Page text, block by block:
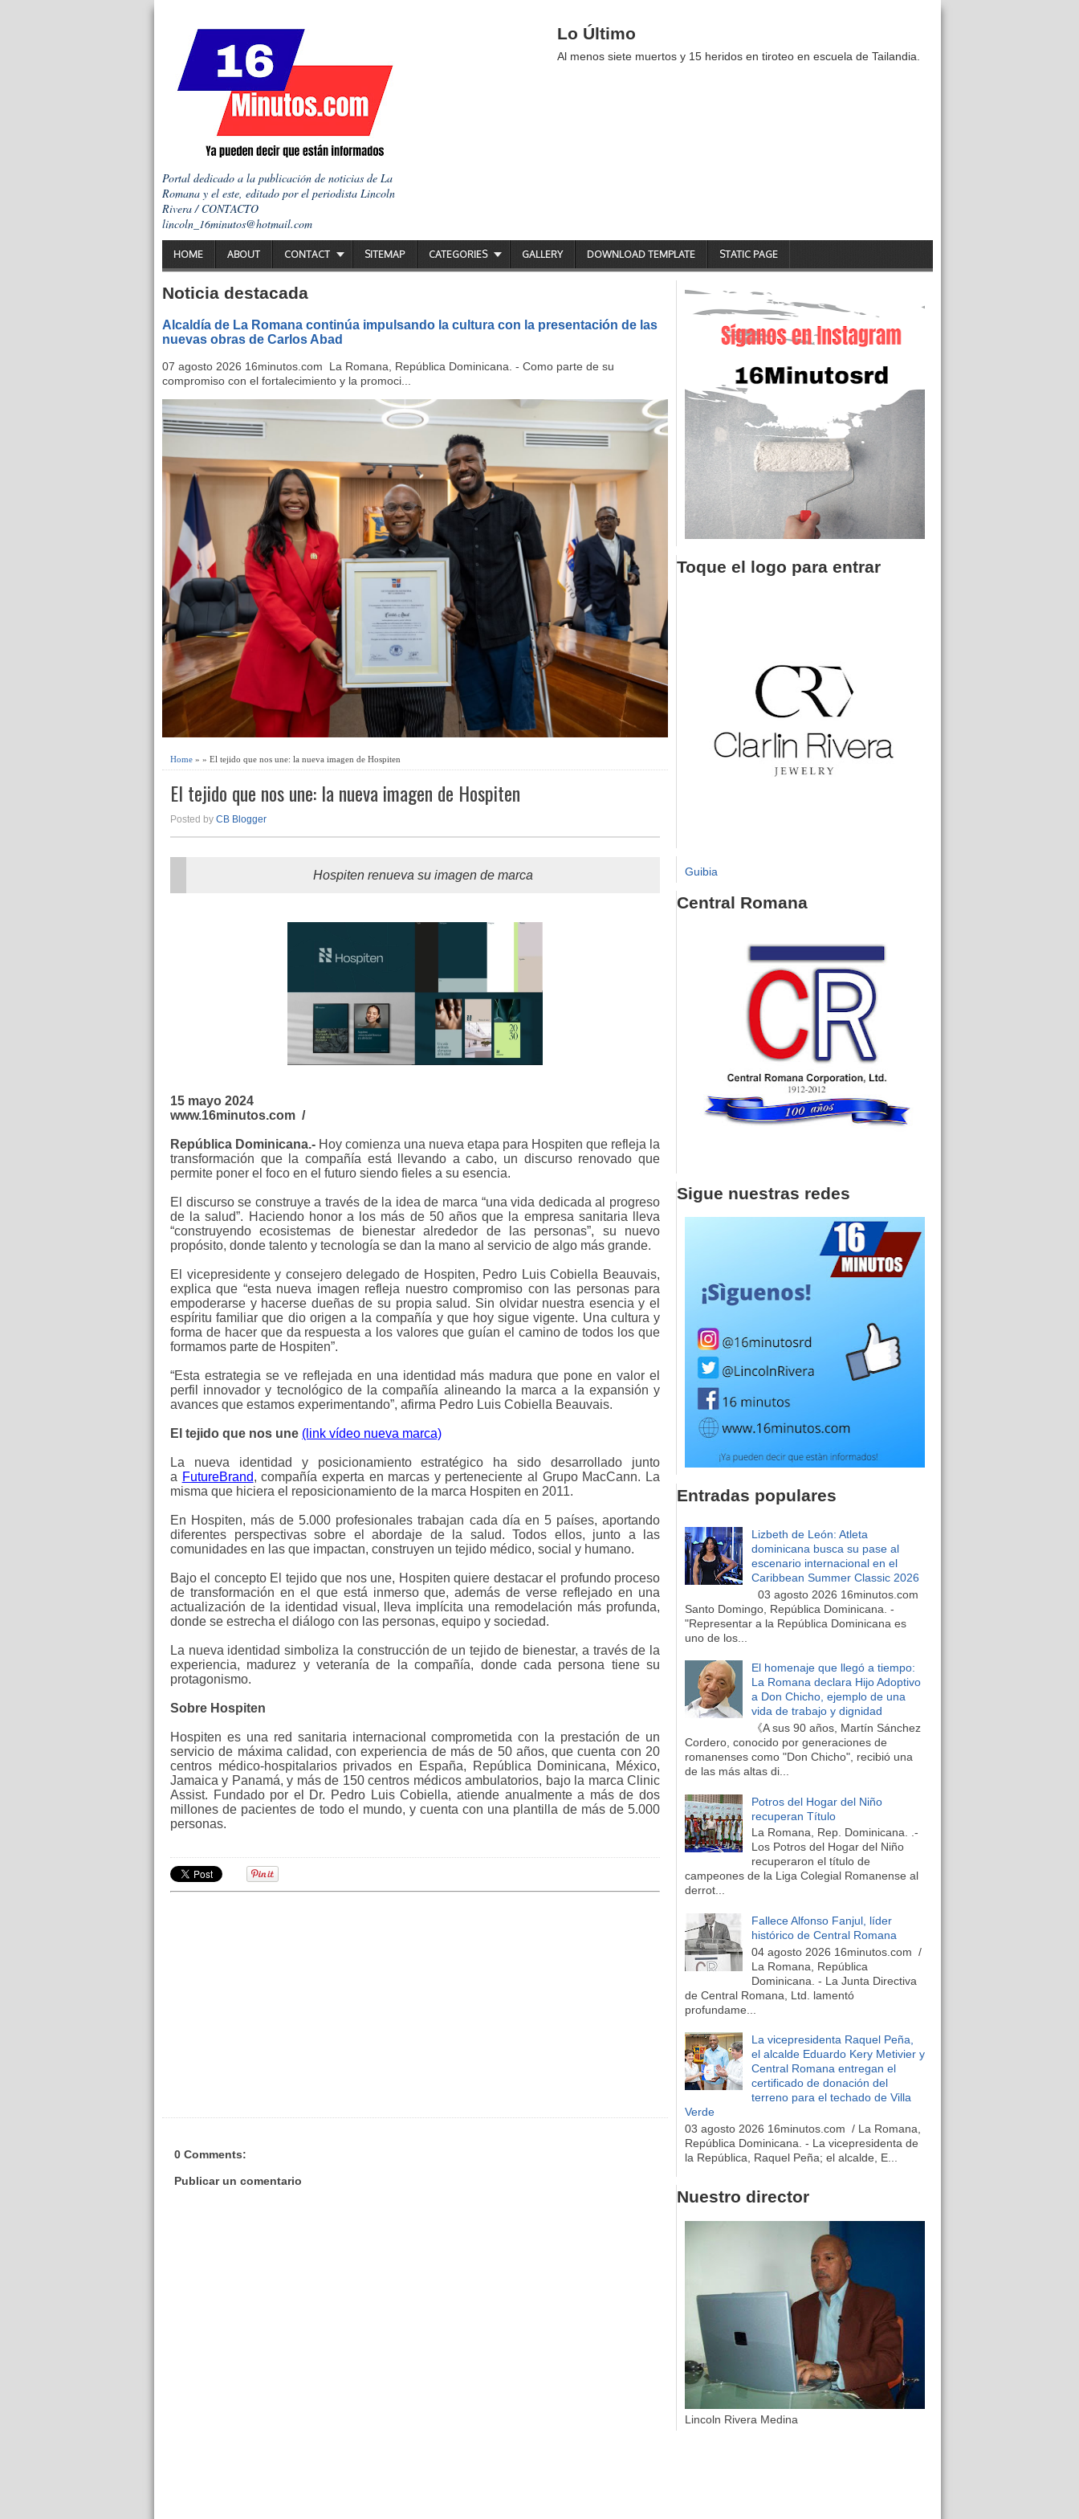
Portal dedicado a la publicación de noticias de La
Romana y el este, editado por el periodista Lincoln
Rivera / CONTACTO
lincoln_16minutos@hotmail.com
Lo Último
Al menos siete muertos y 15 heridos en tiroteo en escuela de Tailandia.
HOME ABOUT CONTACT SITEMAP CATEGORIES GALLERY DOWNLOAD TEMPLATE STATIC PAGE
Noticia destacada
Alcaldía de La Romana continúa impulsando la cultura con la presentación de las
nuevas obras de Carlos Abad
07 agosto 2026 16minutos.com La Romana, República Dominicana. - Como parte de su
compromiso con el fortalecimiento y la promoci...
Home » » El tejido que nos une: la nueva imagen de Hospiten
El tejido que nos une: la nueva imagen de Hospiten
Posted by CB Blogger
Hospiten renueva su imagen de marca
15 mayo 2024
www.16minutos.com /
República Dominicana.- Hoy comienza una nueva etapa para Hospiten que refleja la
transformación que la compañía está llevando a cabo, un discurso renovado que
permite poner el foco en el futuro siendo fieles a su esencia.
El discurso se construye a través de la idea de marca “una vida dedicada al progreso
de la salud”. Haciendo honor a los más de 50 años que la empresa sanitaria lleva
“construyendo ecosistemas de bienestar alrededor de las personas”, su nuevo
propósito, donde talento y tecnología se dan la mano al servicio de algo más grande.
El vicepresidente y consejero delegado de Hospiten, Pedro Luis Cobiella Beauvais,
explica que “esta nueva imagen refleja nuestro compromiso con las personas para
empoderarse y hacerse dueñas de su propia salud. Sin olvidar nuestra esencia y el
espíritu familiar que dio origen a la compañía y que hoy sigue vigente. Una cultura y
forma de hacer que da respuesta a los valores que guían el camino de todos los que
formamos parte de Hospiten”.
“Esta estrategia se ve reflejada en una identidad más madura que pone en valor el
perfil innovador y tecnológico de la compañía alineando la marca a la expansión y
avances que estamos experimentando”, afirma Pedro Luis Cobiella Beauvais.
El tejido que nos une (link vídeo nueva marca)
La nueva identidad y posicionamiento estratégico ha sido desarrollado junto
a FutureBrand, compañía experta en marcas y perteneciente al Grupo MacCann. La
misma que hiciera el reposicionamiento de la marca Hospiten en 2011.
En Hospiten, más de 5.000 profesionales trabajan cada día en 5 países, aportando
diferentes perspectivas sobre el abordaje de la salud. Todos ellos, junto a las
comunidades en las que impactan, construyen un tejido médico, social y humano.
Bajo el concepto El tejido que nos une, Hospiten quiere destacar el profundo proceso
de transformación en el que está inmerso que, además de verse reflejado en una
actualización de la identidad visual, lleva implícita una remodelación más profunda,
donde se estrecha el diálogo con las personas, equipo y sociedad.
La nueva identidad simboliza la construcción de un tejido de bienestar, a través de la
experiencia, madurez y veteranía de la compañía, donde cada persona tiene su
protagonismo.
Sobre Hospiten
Hospiten es una red sanitaria internacional comprometida con la prestación de un
servicio de máxima calidad, con experiencia de más de 50 años, que cuenta con 20
centros médico-hospitalarios privados en España, República Dominicana, México,
Jamaica y Panamá, y más de 150 centros médicos ambulatorios, bajo la marca Clinic
Assist. Fundado por el Dr. Pedro Luis Cobiella, atiende anualmente a más de dos
millones de pacientes de todo el mundo, y cuenta con una plantilla de más de 5.000
personas.
0 Comments:
Publicar un comentario
Toque el logo para entrar
Guibia
Central Romana
Sigue nuestras redes
Entradas populares
Lizbeth de León: Atleta
dominicana busca su pase al
escenario internacional en el
Caribbean Summer Classic 2026
03 agosto 2026 16minutos.com
Santo Domingo, República Dominicana. -
"Representar a la República Dominicana es
uno de los...
El homenaje que llegó a tiempo:
La Romana declara Hijo Adoptivo
a Don Chicho, ejemplo de una
vida de trabajo y dignidad
《A sus 90 años, Martín Sánchez
Cordero, conocido por generaciones de
romanenses como "Don Chicho", recibió una
de las más altas di...
Potros del Hogar del Niño
recuperan Título
La Romana, Rep. Dominicana. .-
Los Potros del Hogar del Niño
recuperaron el título de
campeones de la Liga Colegial Romanense al
derrot...
Fallece Alfonso Fanjul, líder
histórico de Central Romana
04 agosto 2026 16minutos.com /
La Romana, República
Dominicana. - La Junta Directiva
de Central Romana, Ltd. lamentó
profundame...
La vicepresidenta Raquel Peña,
el alcalde Eduardo Kery Metivier y
Central Romana entregan el
certificado de donación del
terreno para el techado de Villa
Verde
03 agosto 2026 16minutos.com / La Romana,
República Dominicana. - La vicepresidenta de
la República, Raquel Peña; el alcalde, E...
Nuestro director
Lincoln Rivera Medina